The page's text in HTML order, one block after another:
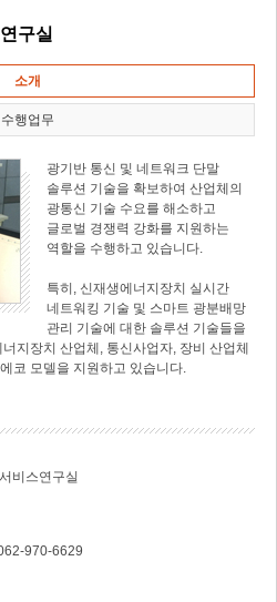
구실
소개
수행업무
광기반 통신 및 네트워크 단말
솔루션 기술을 확보하여 산업체의
광통신 기술 수요를 해소하고
글로벌 경쟁력 강화를 지원하는
역할을 수행하고 있습니다.
특히, 신재생에너지장치 실시간
네트워킹 기술 및 스마트 광분배망
관리 기술에 대한 솔루션 기술들을
지장치 산업체, 통신사업자, 장비 산업체
코 모델을 지원하고 있습니다.
비스연구실
970-6629